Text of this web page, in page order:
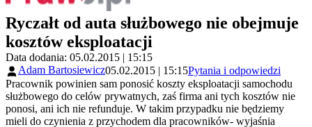
Ryczałt od auta służbowego nie obejmuje
kosztów eksploatacji
Data dodania: 05.02.2015 | 15:15
Adam Bartosiewicz05.02.2015 | 15:15Pytania i odpowiedzi
Pracownik powinien sam ponosić koszty eksploatacji samochodu
służbowego do celów prywatnych, zaś firma ani tych kosztów nie
ponosi, ani ich nie refunduje. W takim przypadku nie będziemy
mieli do czynienia z przychodem dla pracowników- wyjaśnia